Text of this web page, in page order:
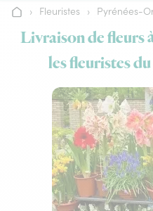
Accueil
› Fleuristes › Pyrénées-
Livraison de
les fleuristes